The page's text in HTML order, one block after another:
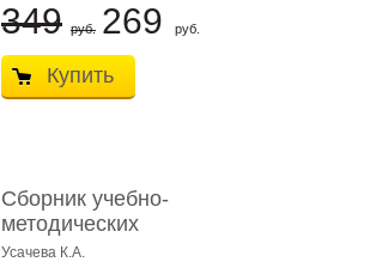
349 руб. 269 руб.
Купить
Сборник учебно-
методических
материалов по кур ...
Усачева К.А.